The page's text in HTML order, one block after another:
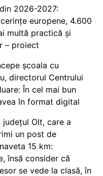
2026-2027:
europene, 4.600
multă practică și
– proiect
școala cu
directorul Centrului
În cel mai bun
în format digital
județul Olt, care a
un post de
15 km:
însă consider că
se vede la clasă, în